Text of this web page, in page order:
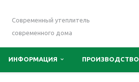
Современный утеплитель
современного дома
ИНФОРМАЦИЯ ПРОИЗВОДСТВО